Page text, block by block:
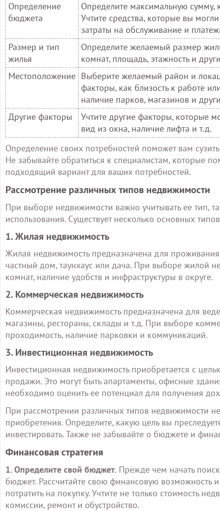
Определение
бюджета
Определите максимальную сумму,
Учтите средства, которые вы
затраты на обслуживание и
Размер и тип
жилья
Определите желаемый размер
комнат, площадь, этажность и
Местоположение Выберите желаемый район и
факторы, как близость к работе
наличие парков, магазинов и
Другие факторы
Учтите другие факторы, которые
вид из окна, наличие лифта и т.д.
Определение своих потребностей поможет вам
Не забывайте обратиться к специалистам, которые
подходящий вариант для ваших потребностей.
Рассмотрение различных типов недвижимости
При выборе недвижимости важно учитывать ее тип,
использования. Существует несколько основных
1. Жилая недвижимость
Жилая недвижимость предназначена для
частный дом, таунхаус или дача. При выборе жилой
комнат, наличие удобств и инфраструктуры в округе.
2. Коммерческая недвижимость
Коммерческая недвижимость предназначена для
магазины, рестораны, склады и т.д. При выборе
проходимость, наличие парковки и коммуникаций.
3. Инвестиционная недвижимость
Инвестиционная недвижимость приобретается с
продажи. Это могут быть апартаменты, офисные
необходимо оценить ее потенциал для получения
При рассмотрении различных типов недвижимости
приобретения. Определите, какую цель вы
инвестировать. Также не забывайте о бюджете и
Финансовая стратегия
1. Определите свой бюджет. Прежде чем начать
бюджет. Рассчитайте свою финансовую возможность
потратить на покупку. Учтите не только стоимость
комиссии, ремонт и обустройство.